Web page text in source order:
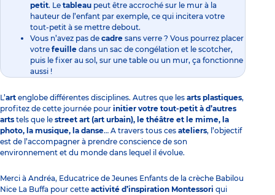
petit. Le tableau peut être accroché sur le mur à la
hauteur de l’enfant par exemple, ce qui incitera votre
tout-petit à se mettre debout.
Vous n’avez pas de cadre sans verre ? Vous pourrez placer
votre feuille dans un sac de congélation et le scotcher,
puis le fixer au sol, sur une table ou un mur, ça fonctionne
aussi !
L’art englobe différentes disciplines. Autres que les arts plastiques,
profitez de cette journée pour initier votre tout-petit à d’autres
arts tels que le street art (art urbain), le théâtre et le mime, la
photo, la musique, la danse… A travers tous ces ateliers, l’objectif
est de l’accompagner à prendre conscience de son
environnement et du monde dans lequel il évolue.
Merci à Andréa, Educatrice de Jeunes Enfants de la crèche Babilou
Nice La Buffa pour cette activité d’inspiration Montessori qui